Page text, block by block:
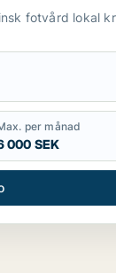
fotvård lokal
per månad
000 SEK